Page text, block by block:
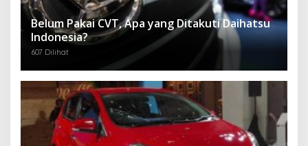
Belum Pakai CVT, Apa yang Ditakuti Daihatsu
Indonesia?
607 Dilihat